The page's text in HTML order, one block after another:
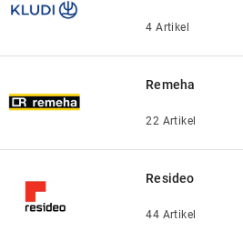
4 Artikel
Remeha
22 Artikel
Resideo
44 Artikel